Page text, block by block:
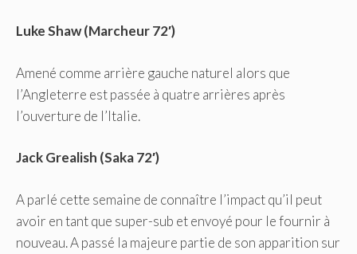
Luke Shaw (Marcheur 72′)
Amené comme arrière gauche naturel alors que
l’Angleterre est passée à quatre arrières après
l’ouverture de l’Italie.
Jack Grealish (Saka 72′)
A parlé cette semaine de connaître l’impact qu’il peut
avoir en tant que super-sub et envoyé pour le fournir à
nouveau. A passé la majeure partie de son apparition sur